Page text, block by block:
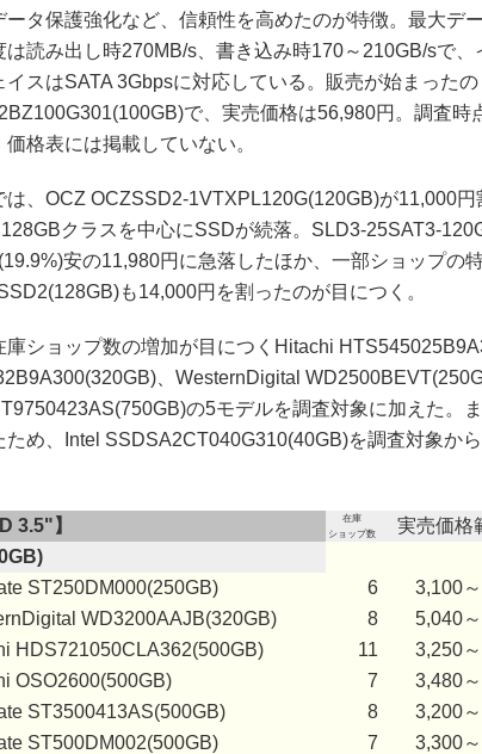
ータ保護強化など、信頼性を高めたのが特徴。最大デー
は読み出し時270MB/s、書き込み時170～210GB/sで、
イスはSATA 3Gbpsに対応している。販売が始まったの
で、実売価格は56,980円。調査時
価格表には掲載していない。
、OCZ OCZSSD2-1VTXPL120G(120GB)が11,000円
クラスを中心にSSDが続落。SLD3-25SAT3-
安の11,980円に急落したほか、一部ショップの
も14,000円を割ったのが目につく。
ショップ数の増加が目につくHitachi
、WesternDigital
の5モデルを調査対象に加えた。
ため、Intel SSDSA2CT040G310(40GB)を調査対象から
3.5"】
在庫
ショップ数
実売価格
ST250DM000(250GB)
6 3,100
WD3200AAJB(320GB)
8 5,040
HDS721050CLA362(500GB)
11 3,250
OSO2600(500GB)
7 3,480
ST3500413AS(500GB)
8 3,200
ST500DM002(500GB)
7 3,300